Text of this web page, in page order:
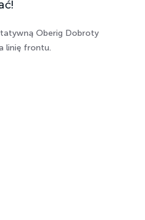
Oberig Dobroty
linię frontu.